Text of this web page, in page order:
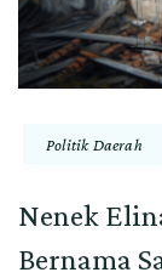
Politik Daerah
Nenek
Bernama